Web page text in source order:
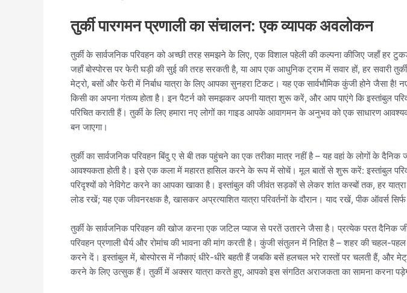
तुर्की पारगमन प्रणाली का संचालन: एक व्यापक अवलोकन
तुर्की के सार्वजनिक परिवहन को अच्छी तरह समझने के लिए, एक विशाल पहेली की कल्पना कीजिए जहाँ हर
जहाँ बोस्पोरस पर फेरी घड़ी की सुई की तरह सरकती है, या आप एक आधुनिक ट्राम में सवार हों, हर सवारी
मेट्रो, बसों और फेरी में निर्बाध यात्रा के लिए आपका सुनहरा टिकट। यह एक सार्वभौमिक कुंजी होने
किसी का अपना गंतव्य होता है। इन पैटर्न को समझकर अपनी यात्रा शुरू करें, और आप पाएंगे कि इस्तांबुल
परिचित कराती हैं। तुर्की के लिए हमारा नए लोगों का गाइड आपके आवागमन के अनुभव को एक साधारण
बन जाएगा।
तुर्की का सार्वजनिक परिवहन बिंदु ए से बी तक पहुंचने का एक तरीका मात्र नहीं है – यह वहां के लोगों के
आवश्यकता होती है। इसे एक कला में महारत हासिल करने के रूप में सोचें। मूल बातों से शुरू करें: इस्तांबुल
परिदृश्यों को नेविगेट करने का आपका खाका है। इस्तांबुल की जीवंत सड़कों से लेकर शांत कस्बों तक, हर
लोड रखें; यह एक जीवनरक्षक है, खासकर अप्रत्याशित यात्रा परिवर्तनों के दौरान। याद रखें, पीक ऑवर्स
तुर्की के सार्वजनिक परिवहन की खोज करना एक जटिल प्याज से परतें उतारने जैसा है। प्रत्येक परत दैनिक
परिवहन प्रणाली धैर्य और रोमांच की भावना की मांग करती है। कुंजी संतुलन में निहित है – शहर की चहल-
करने दें। इस्तांबुल में, बोस्पोरस में नौकाएं धीरे-धीरे बहती हैं जबकि बसें हलचल भरे रास्तों पर चलती हैं, और
करने के लिए उत्सुक हैं। तुर्की में अक्सर यात्रा करते हुए, आपको इस संगठित अराजकता का सामना करना